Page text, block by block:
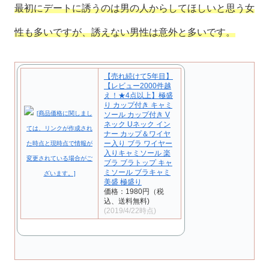
最初にデートに誘うのは男の人からしてほしいと思う女
性も多いですが、誘えない男性は意外と多いです。
【売れ続けて5年目】
【レビュー2000件越
え！★4点以上】極盛
り カップ付き キャミ
ソール カップ付き V
ネック Uネック イン
ナー カップ＆ワイヤ
ー入り ブラ ワイヤー
入りキャミソール 楽
ブラ ブラトップ キャ
ミソール ブラキャミ
美盛 極盛り
価格：1980円（税
込、送料無料)
(2019/4/22時点)